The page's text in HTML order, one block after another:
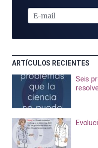
MAIL
ARTÍCULOS RECIENTES
Seis